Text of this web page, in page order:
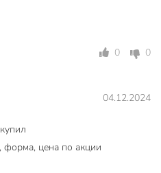
без рисунка0 0
04.12.2024
форма, цена по акции